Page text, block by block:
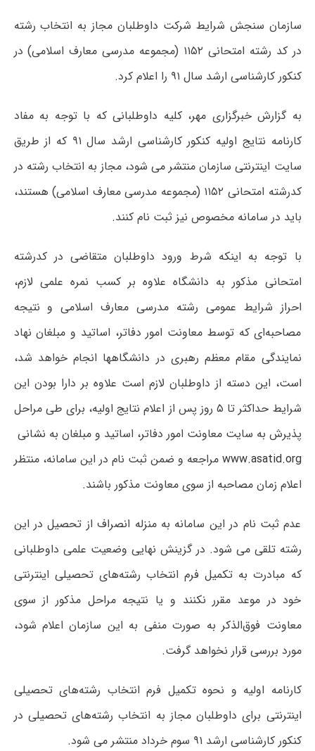
سازمان سنجش شرایط شرکت داوطلبان مجاز به انتخاب رشته
در کد رشته امتحانی ۱۱۵۲ (مجموعه مدرسی معارف اسلامی) در
کنکور کارشناسی ارشد سال ۹۱ را اعلام کرد.
به گزارش خبرگزاری مهر، کلیه داوطلبانی که با توجه به مفاد
کارنامه نتایج اولیه کنکور کارشناسی ارشد سال ۹۱ که از طریق
سایت اینترنتی سازمان منتشر می شود، مجاز به انتخاب رشته در
کدرشته امتحانی ۱۱۵۲ (مجموعه مدرسی معارف اسلامی) هستند،
باید در سامانه مخصوص نیز ثبت نام کنند.
با توجه به اینکه شرط ورود داوطلبان متقاضی در کدرشته
امتحانی مذکور به دانشگاه علاوه بر کسب نمره علمی لازم،
احراز شرایط عمومی رشته مدرسی معارف اسلامی و نتیجه
مصاحبه‌ای که توسط معاونت امور دفاتر، اساتید و مبلغان نهاد
نمایندگی مقام معظم رهبری در دانشگاهها انجام خواهد شد،
است، این دسته از داوطلبان لازم است علاوه بر دارا بودن این
شرایط حداکثر تا ۵ روز پس از اعلام نتایج اولیه، برای طی مراحل
پذیرش به سایت معاونت امور دفاتر، اساتید و مبلغان به نشانی
www.asatid.org مراجعه و ضمن ثبت نام در این سامانه، منتظر
اعلام زمان مصاحبه از سوی معاونت مذکور باشند.
عدم ثبت نام در این سامانه به منزله انصراف از تحصیل در این
رشته تلقی می شود. در گزینش نهایی وضعیت علمی داوطلبانی
که مبادرت به تکمیل فرم انتخاب رشته‌های تحصیلی اینترنتی
خود در موعد مقرر نکنند و یا نتیجه مراحل مذکور از سوی
معاونت فوق‌الذکر به صورت منفی به این سازمان اعلام شود،
مورد بررسی قرار نخواهد گرفت.
کارنامه اولیه و نحوه تکمیل فرم انتخاب رشته‌های تحصیلی
اینترنتی برای داوطلبان مجاز به انتخاب رشته‌های تحصیلی در
کنکور کارشناسی ارشد ۹۱ سوم خرداد منتشر می شود.